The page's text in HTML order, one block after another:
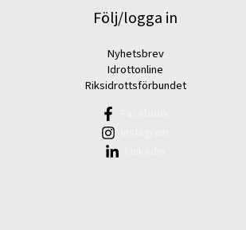
Följ/logga in
Nyhetsbrev
Idrottonline
Riksidrottsförbundet